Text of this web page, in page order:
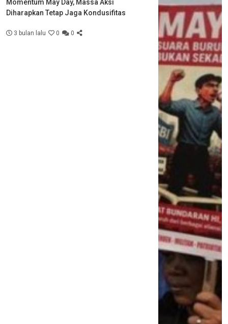
Momentum May Day, Massa Aksi
Diharapkan Tetap Jaga Kondusifitas
3 bulan lalu 0 0